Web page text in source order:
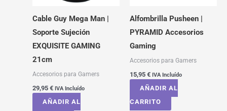
Cable Guy Mega Man |
Soporte Sujeción
EXQUISITE GAMING
21cm
Accesorios para Gamers
29,95 € IVA Incluído
AÑADIR AL
Alfombrilla Pusheen |
PYRAMID Accesorios
Gaming
Accesorios para Gamers
15,95 € IVA Incluído
AÑADIR AL
CARRITO